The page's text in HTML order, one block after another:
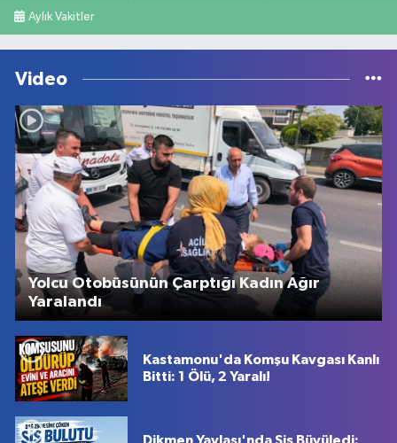
Aylık Vakitler
Video
Yolcu Otobüsünün Çarptığı Kadın Ağır
Yaralandı
Kastamonu'da Komşu Kavgası Kanlı
Bitti: 1 Ölü, 2 Yaralı!
Dikmen Yaylası'nda Sis Büyüledi: